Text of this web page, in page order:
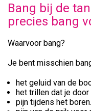
Bang bij de
precies bang
Waarvoor bang?
Je bent misschien
het geluid van de
het trillen dat je
pijn tijdens het boren.